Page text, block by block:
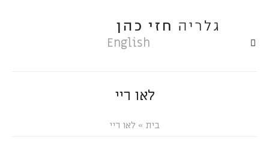
English
לאו ריי
» לאו ריי